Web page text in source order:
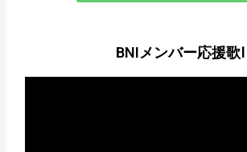
BNIメンバー応援歌Ⅰ